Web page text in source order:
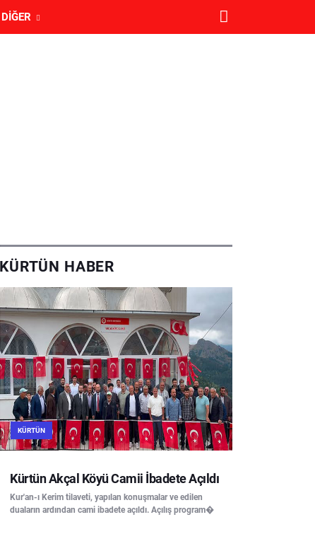
DIĞER
KÜRTÜN HABER
KÜRTÜN
Kürtün Akçal Köyü Camii İbadete Açıldı
Kur'an-ı Kerim tilaveti, yapılan konuşmalar ve edilen
duaların ardından cami ibadete açıldı. Açılış program�